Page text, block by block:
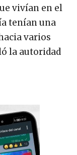
vivían en el
tenían una
varios
la autoridad